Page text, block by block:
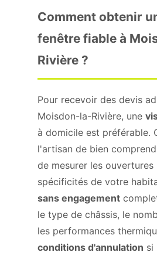
Comment obtenir
fenêtre fiable à
Rivière ?
Pour recevoir des devis
Moisdon-la-Rivière, une
à domicile est préférable.
l'artisan de bien
de mesurer les
spécificités de votre
sans engagement
le type de châssis, le
les performances
conditions d'annulation si